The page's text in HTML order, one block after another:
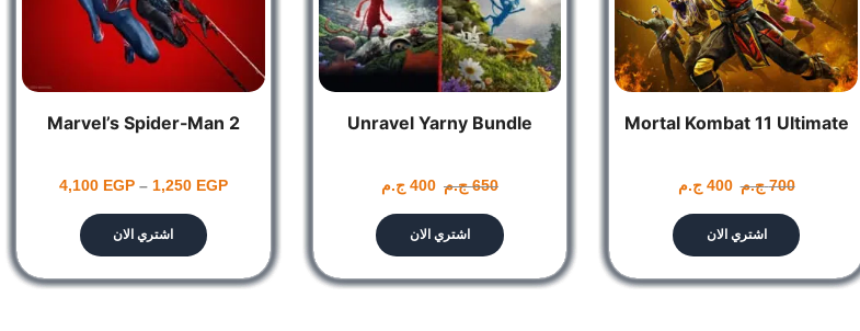
Familiar scenarios are filled with new surprises.
Mortal Kombat 11 Ultimate
700 ج.م 400 ج.م
اشتري الان
Unravel Yarny Bundle
650 ج.م 400 ج.م
اشتري الان
Marvel’s Spider-Man 2
1,250 EGP
–
4,100 EGP
اشتري الان